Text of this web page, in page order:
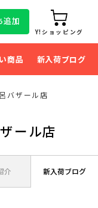
追加
Y!ショッピング
商品 新入荷ブログ
バザール店
ール店
介 新入荷ブログ